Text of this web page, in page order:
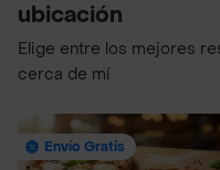
ubicación
Elige entre los mejores
cerca de mí
Envío Gratis